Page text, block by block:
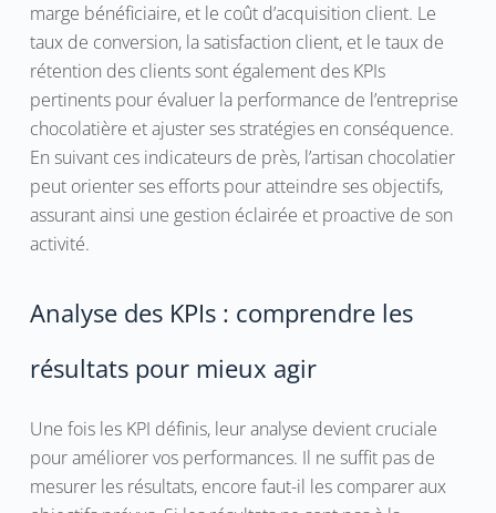
marge bénéficiaire, et le coût d’acquisition client. Le
taux de conversion, la satisfaction client, et le taux de
rétention des clients sont également des KPIs
pertinents pour évaluer la performance de l’entreprise
chocolatière et ajuster ses stratégies en conséquence.
En suivant ces indicateurs de près, l’artisan chocolatier
peut orienter ses efforts pour atteindre ses objectifs,
assurant ainsi une gestion éclairée et proactive de son
activité.
Analyse des KPIs : comprendre les
résultats pour mieux agir
Une fois les KPI définis, leur analyse devient cruciale
pour améliorer vos performances. Il ne suffit pas de
mesurer les résultats, encore faut-il les comparer aux